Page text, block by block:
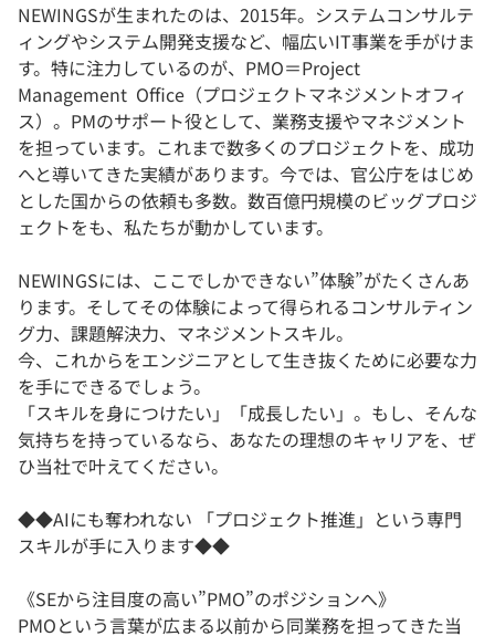
学校向けプラン
契約内容・クーポン
NEWINGSが生まれたのは、2015年。システムコンサルテ
ィングやシステム開発支援など、幅広いIT事業を手がけま
す。特に注力しているのが、PMO＝Project
Management Office（プロジェクトマネジメントオフィ
ス）。PMのサポート役として、業務支援やマネジメント
を担っています。これまで数多くのプロジェクトを、成功
へと導いてきた実績があります。今では、官公庁をはじめ
とした国からの依頼も多数。数百億円規模のビッグプロジ
ェクトをも、私たちが動かしています。
NEWINGSには、ここでしかできない”体験”がたくさんあ
ります。そしてその体験によって得られるコンサルティン
グ力、課題解決力、マネジメントスキル。
今、これからをエンジニアとして生き抜くために必要な力
を手にできるでしょう。
「スキルを身につけたい」「成長したい」。もし、そんな
気持ちを持っているなら、あなたの理想のキャリアを、ぜ
ひ当社で叶えてください。
◆◆AIにも奪われない 「プロジェクト推進」という専門
スキルが手に入ります◆◆
《SEから注目度の高い”PMO”のポジションへ》
PMOという言葉が広まる以前から同業務を担ってきた当